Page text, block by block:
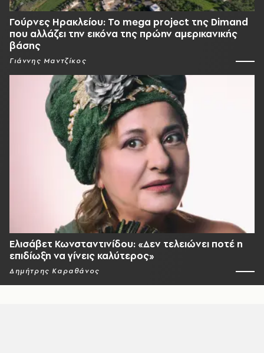
Γούρνες Ηρακλείου: To mega project της Dimand
που αλλάζει την εικόνα της πρώην αμερικανικής
βάσης
Γιάννης Μαντζίκος
Ελισάβετ Κωνσταντινίδου: «Δεν τελειώνει ποτέ η
επιδίωξη να γίνεις καλύτερος»
Δημήτρης Καραθάνος